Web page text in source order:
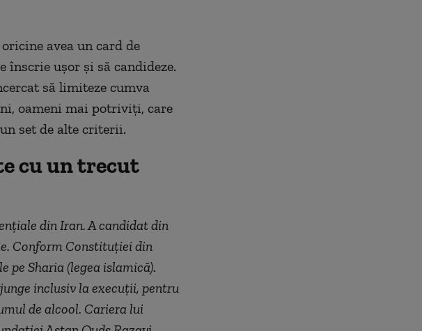
avea un card de
înscrie ușor și să candideze.
să limiteze cumva
oameni mai potriviți, care
set de alte criterii.
cu un trecut
din Iran. A candidat din
Conform Constituției din
pe Sharia (legea islamică).
inclusiv la execuții, pentru
de alcool. Cariera lui